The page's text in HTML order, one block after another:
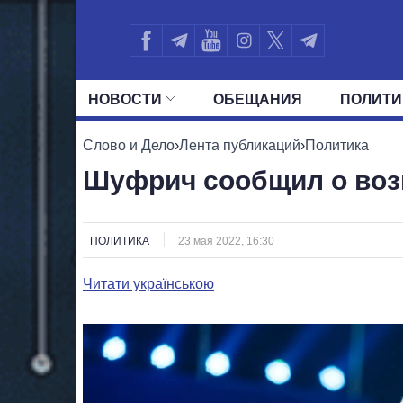
НОВОСТИ ОБЕЩАНИЯ
ВСЕ ПОЛИТИКИ ПРЕЗИДЕНТ И
Слово и Дело›Лента публикаций›Политика
Шуфрич сообщил о
ПОЛИТИКА 23 мая 2022, 16:30
Читати українською